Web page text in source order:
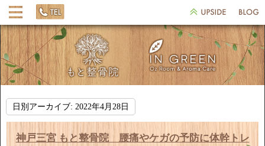
日別アーカイブ: 2022年4月28日
神戸三宮 もと整骨院 腰痛やケガの予防に体幹トレ